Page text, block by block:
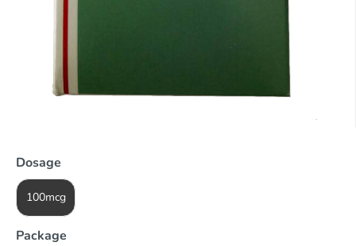
Dosage
100mcg
Package